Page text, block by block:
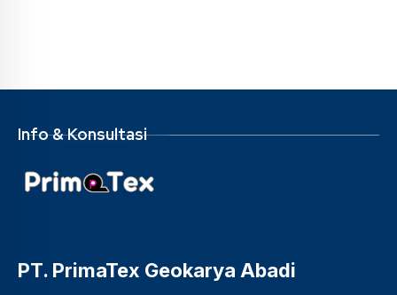
Info & Konsultasi
PT. PrimaTex Geokarya Abadi